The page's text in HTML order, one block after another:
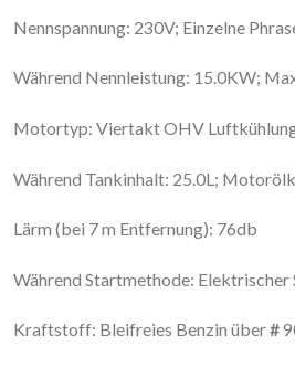
Nennspannung: 230V; Einzelne
Während Nennleistung: 15.0KW;
Motortyp: Viertakt OHV
Während Tankinhalt: 25.0L;
Lärm (bei 7 m Entfernung): 76db
Während Startmethode: Elektrischer
Kraftstoff: Bleifreies Benzin über#